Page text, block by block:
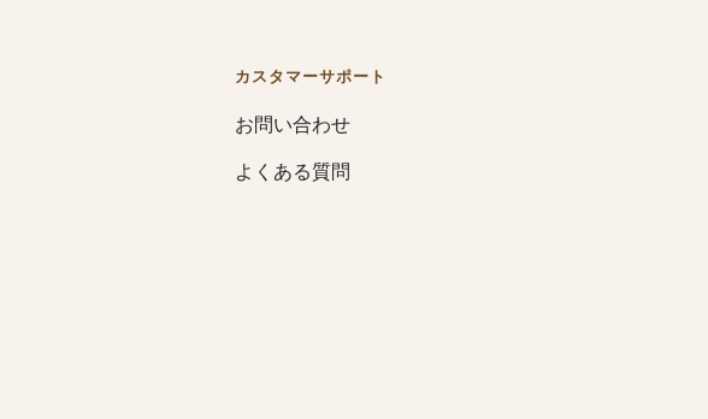
カスタマーサポート
お問い合わせ
よくある質問